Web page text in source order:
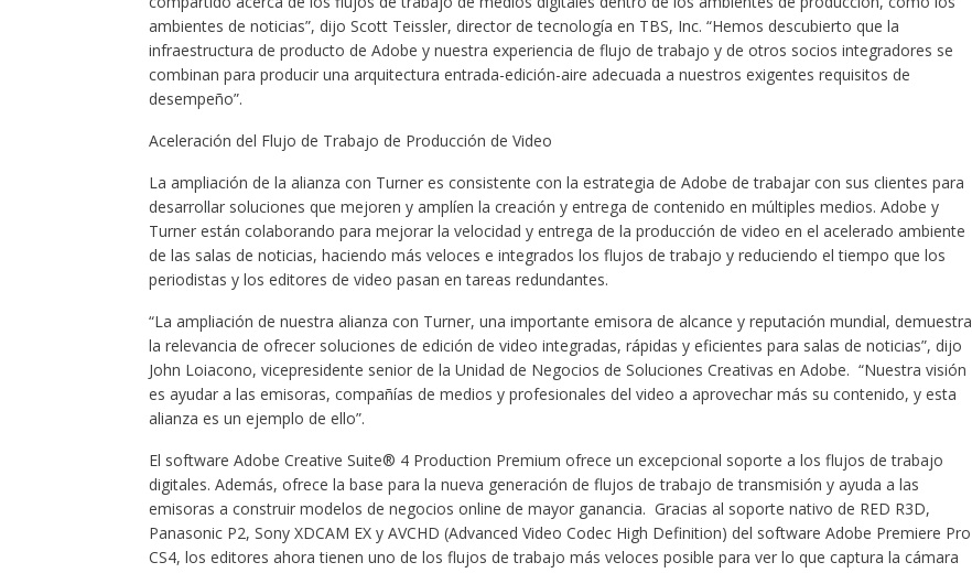
ambientes de noticias”, dijo Scott Teissler, director de tecnología en TBS, Inc. “Hemos descubierto que la
infraestructura de producto de Adobe y nuestra experiencia de flujo de trabajo y de otros socios integradores se
combinan para producir una arquitectura entrada-edición-aire adecuada a nuestros exigentes requisitos de
desempeño”.
Aceleración del Flujo de Trabajo de Producción de Video
La ampliación de la alianza con Turner es consistente con la estrategia de Adobe de trabajar con sus clientes para
desarrollar soluciones que mejoren y amplíen la creación y entrega de contenido en múltiples medios. Adobe y
Turner están colaborando para mejorar la velocidad y entrega de la producción de video en el acelerado ambiente
de las salas de noticias, haciendo más veloces e integrados los flujos de trabajo y reduciendo el tiempo que los
periodistas y los editores de video pasan en tareas redundantes.
“La ampliación de nuestra alianza con Turner, una importante emisora de alcance y reputación mundial, demuestra
la relevancia de ofrecer soluciones de edición de video integradas, rápidas y eficientes para salas de noticias”, dijo
John Loiacono, vicepresidente senior de la Unidad de Negocios de Soluciones Creativas en Adobe. “Nuestra visión
es ayudar a las emisoras, compañías de medios y profesionales del video a aprovechar más su contenido, y esta
alianza es un ejemplo de ello”.
El software Adobe Creative Suite® 4 Production Premium ofrece un excepcional soporte a los flujos de trabajo
digitales. Además, ofrece la base para la nueva generación de flujos de trabajo de transmisión y ayuda a las
emisoras a construir modelos de negocios online de mayor ganancia. Gracias al soporte nativo de RED R3D,
Panasonic P2, Sony XDCAM EX y AVCHD (Advanced Video Codec High Definition) del software Adobe Premiere Pro
CS4, los editores ahora tienen uno de los flujos de trabajo más veloces posible para ver lo que captura la cámara